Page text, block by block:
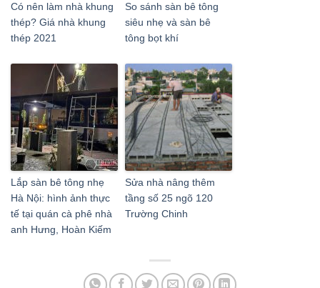
Có nên làm nhà khung
thép? Giá nhà khung
thép 2021
So sánh sàn bê tông
siêu nhẹ và sàn bê
tông bọt khí
Lắp sàn bê tông nhẹ
Hà Nội: hình ảnh thực
tế tại quán cà phê nhà
anh Hưng, Hoàn Kiếm
Sửa nhà nâng thêm
tầng số 25 ngõ 120
Trường Chinh